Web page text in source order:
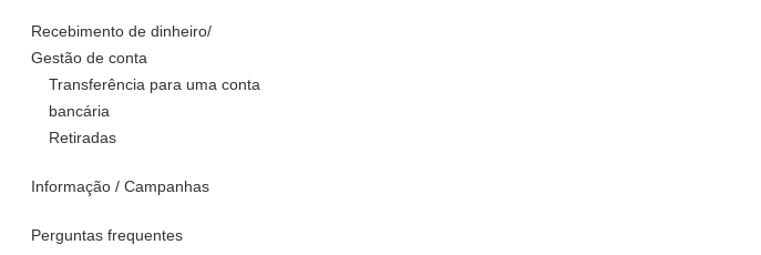
Recebimento de dinheiro/
Gestão de conta
Transferência para uma conta
bancária
Retiradas
Informação / Campanhas
Perguntas frequentes